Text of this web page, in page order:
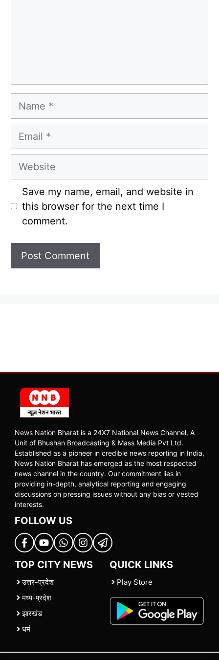
Name
Email
Website
Save my name, email, and website in
this browser for the next time I
comment.
News Nation Bharat is a 24X7 National News Channel, A
Unit of Bhushan Broadcasting & Mass Media Pvt Ltd.
Established as a pioneer in credible news reporting in India,
News Nation Bharat has emerged as the most respected
news channel in the country. Our commitment lies in
providing in-depth, analytical reporting and engaging
discussions on pressing issues without any bias or vested
interests.
FOLLOW US
TOP CITY NEWS
उत्तर-प्रदेश
मध्य-प्रदेश
झारखंड
धर्म
QUICK LINKS
Play Store